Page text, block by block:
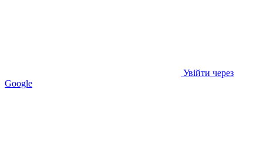
Увійти через
Google